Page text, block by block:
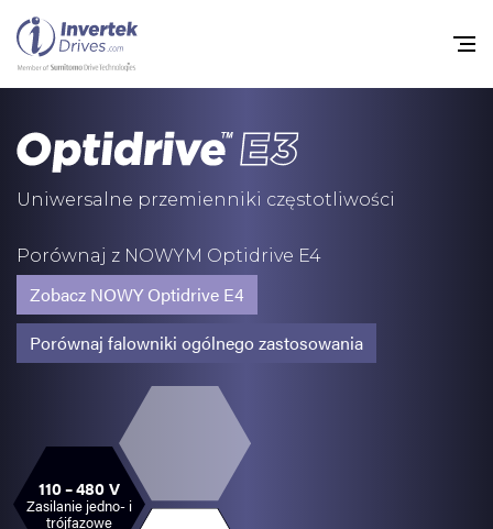
Uniwersalne przemienniki częstotliwości
Porównaj z NOWYM Optidrive E4
Zobacz NOWY Optidrive E4
Porównaj falowniki ogólnego zastosowania
110 – 480 V
Zasilanie jedno- i
trójfazowe
Przemienniki
Nowości